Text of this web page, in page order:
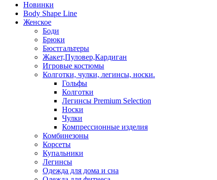
Новинки
Body Shape Line
Женское
Боди
Брюки
Бюстгальтеры
Жакет,Пуловер,Кардиган
Игровые костюмы
Колготки, чулки, легинсы, носки.
Гольфы
Колготки
Легинсы Premium Selection
Носки
Чулки
Компрессионные изделия
Комбинезоны
Корсеты
Купальники
Легинсы
Одежда для дома и сна